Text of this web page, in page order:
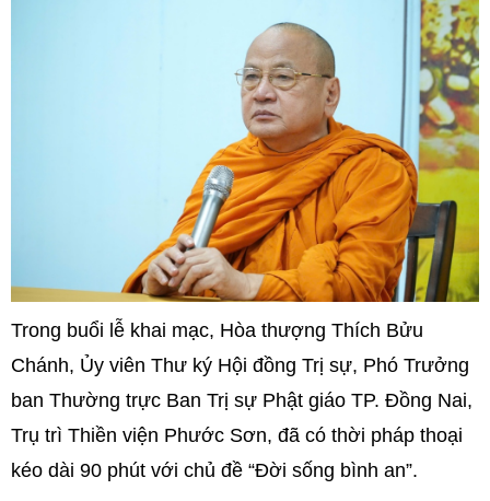
Trong buổi lễ khai mạc, Hòa thượng Thích Bửu
Chánh, Ủy viên Thư ký Hội đồng Trị sự, Phó Trưởng
ban Thường trực Ban Trị sự Phật giáo TP. Đồng Nai,
Trụ trì Thiền viện Phước Sơn, đã có thời pháp thoại
kéo dài 90 phút với chủ đề “Đời sống bình an”.